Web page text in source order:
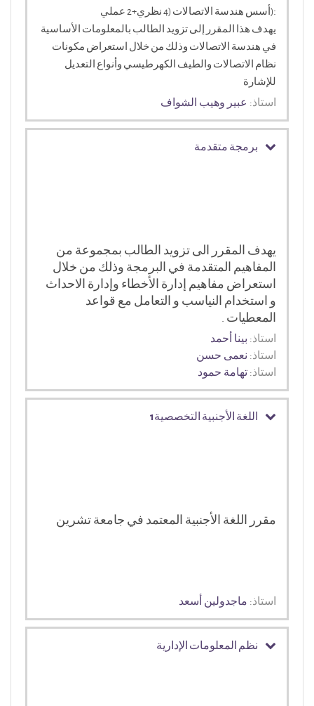
:(أسس هندسة الاتصالات (4 نظري+2 عملي
يهدف هذا المقرر إلى تزويد الطالب بالمعلومات الأساسية
في هندسة الاتصالات وذلك من خلال استعراض مكونات
نظام الاتصالات والطيف الكهرطيسي وأنواع التعديل
للإشارة
استاذ: عبير وهيب الشواف
برمجة متقدمة
يهدف المقرر الى تزويد الطالب بمجموعة من
المفاهيم المتقدمة في البرمجة وذلك من خلال
استعراض مفاهيم إدارة الأخطاء وإدارة الاحداث
و استخدام النياسب و التعامل مع قواعد
المعطيات .
استاذ: بينا أحمد
استاذ: نعمى حسن
استاذ: تهامة حمود
اللغة الأجنبية التخصصية1
مقرر اللغة الأجنبية المعتمد في جامعة تشرين
استاذ: ماجدولين أسعد
نظم المعلومات الإدارية